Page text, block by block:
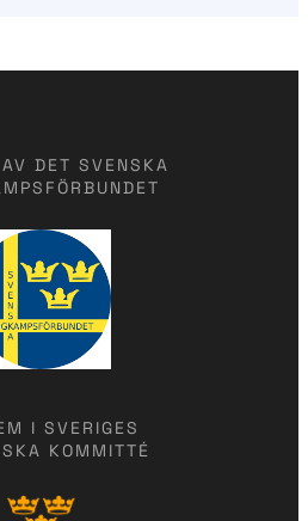
DET SVENSKA
I SVERIGES
KOMMITTÉ